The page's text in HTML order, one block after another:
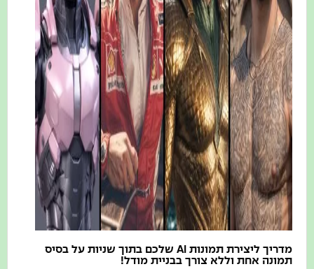
מדריך ליצירת תמונות AI שלכם בתוך שניות על בסיס
אחת וללא צורך בבניית מודל!